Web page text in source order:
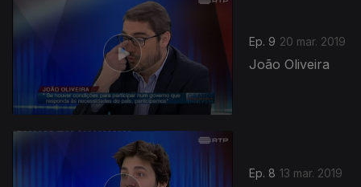
Ep. 9 20 mar. 2019
João Oliveira
Ep. 8 13 mar. 2019